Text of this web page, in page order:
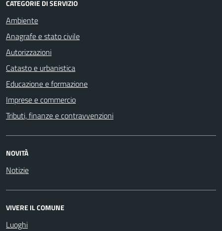
CATEGORIE DI SERVIZIO
Ambiente
Anagrafe e stato civile
Autorizzazioni
Catasto e urbanistica
Educazione e formazione
Imprese e commercio
Tributi, finanze e contravvenzioni
NOVITÀ
Notizie
VIVERE IL COMUNE
Luoghi